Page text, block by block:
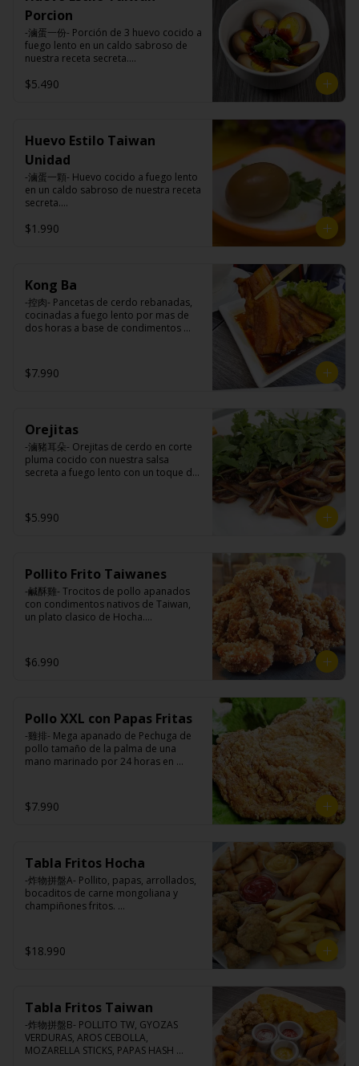
Carne de cerdo, harina de trigo,
repollo, cebollín, sal, pimienta, salsa
de soya, aceite de sésamo,
condimento 5 sabores (naranja,
canela, anís, pimienta y comino).
Porcion
-滷蛋一份- Porción de 3 huevo cocido a
fuego lento en un caldo sabroso de
nuestra receta secreta.
salsa de soya, ajo, agua, azúcar, mix
de hierbas (canela, anís, pimienta y
comino), mirin (azúcar, arroz, agua,
alcohol), salsa ostra vegana (trigo,
soya, shitake, sal, maíz).
$5.490
Huevo Estilo Taiwan
Unidad
-滷蛋一顆- Huevo cocido a fuego lento
en un caldo sabroso de nuestra receta
secreta.
salsa de soya, ajo, agua, azúcar, bolsa
de hierba (canela, anís, pimienta y
comino), mirin (azúcar, arroz, agua,
alcohol), salsa ostra vegana (trigo,
soya, shitake, sal, maíz).
$1.990
Kong Ba
-控肉- Pancetas de cerdo rebanadas,
cocinadas a fuego lento por mas de
dos horas a base de condimentos
$7.990
Orejitas
-滷豬耳朵- Orejitas de cerdo en corte
pluma cocido con nuestra salsa
secreta a fuego lento con un toque de
jengibre, cebollín, salsa de soya, ajo,
agua, azúcar, bolsa de hierba (canela,
anís, pimienta y comino), mirin (azúcar,
arroz, agua, alcohol) , cilantro, cebollín,
aceite de sesamo, salsa de ajo (ajo,
$5.990
Pollito Frito Taiwanes
-鹹酥雞- Trocitos de pollo apanados
con condimentos nativos de Taiwan,
un plato clasico de Hocha.
Ingredientes:
Pechuga de pollo con hueso, harina de
pimienta, sal, ajo, cebollín, azúcar.
$6.990
Pollo XXL con Papas Fritas
-雞排- Mega apanado de Pechuga de
pollo tamaño de la palma de una
mano marinado por 24 horas en
acompañado de papas fritas.
Pechuga de pollo con hueso, harina de
tapioca, ají, pimienta, extracto de
cerdo, extracto de papaya, salsa de
soya, soya, especias taiwanesas,
pimienta, sal, ajo, cebollín, azúcar y
$7.990
Tabla Fritos Hocha
-炸物拼盤A- Pollito, papas, arrollados,
bocaditos de carne mongoliana y
champiñones fritos.
indica en esta descripción.)
$18.990
Tabla Fritos Taiwan
-炸物拼盤B- POLLITO TW, GYOZAS
VERDURAS, AROS CEBOLLA,
MOZARELLA STICKS, PAPAS HASH